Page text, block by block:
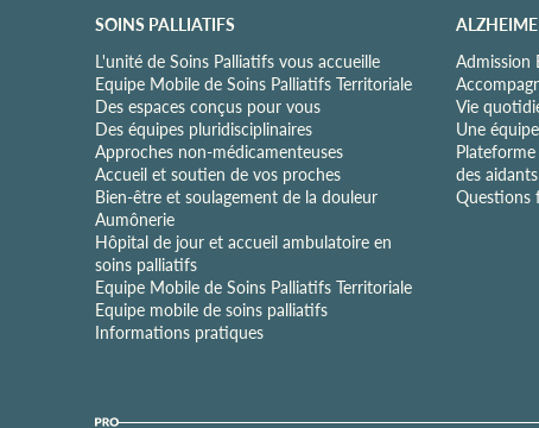
c
o
n
f
i
d
e
n
t
i
a
l
i
t
é
SOINS PALLIATIFS
L'unité de Soins Palliatifs vous accueille
Equipe Mobile de Soins Palliatifs Territoriale
Des espaces conçus pour vous
Des équipes pluridisciplinaires
Approches non-médicamenteuses
Accueil et soutien de vos proches
Bien-être et soulagement de la douleur
Aumônerie
Hôpital de jour et accueil ambulatoire en
soins palliatifs
Equipe Mobile de Soins Palliatifs Territoriale
Equipe mobile de soins palliatifs
Informations pratiques
Admission
Vie
Une
des aidants
Questions